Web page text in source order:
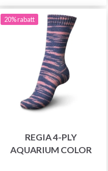
20% rabatt
REGIA 4-PLY
AQUARIUM COLOR